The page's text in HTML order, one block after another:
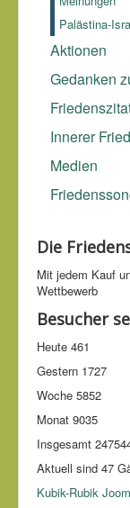
Palästina-
Aktionen
Gedanken
Innerer
Medien
Die
Mit jedem Kauf
Wettbe­werb
Besucher
Heute 461
Gestern 1727
Woche 5852
Monat 9035
Insgesamt
Aktuell sind 47
Kubik-Rubik